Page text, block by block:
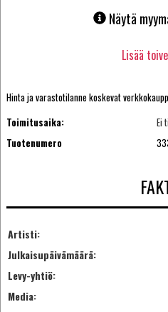
Näytä
Lisää
Hinta ja varastotilanne koskevat
Toimitusaika:
Ei
Tuotenumero
Artisti:
Julkaisupäivämäärä:
Levy-yhtiö:
Media: